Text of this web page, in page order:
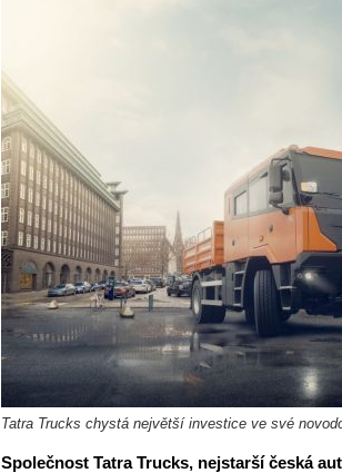
Tatra Trucks chystá největší investice ve své
Společnost Tatra Trucks, nejstarší česká